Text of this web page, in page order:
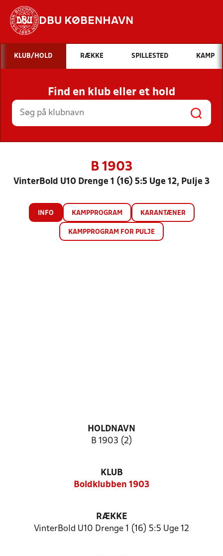
DBU KØBENHAVN
Hvad vil du søge efter?
INDHOLD OG NYHEDER
STILLINGER, RESULTATER, KLUBBER OG
HOLD
KLUB/HOLD RÆKKE SPILLESTED KAMP
Find en klub eller et hold
B 1903
VinterBold U10 Drenge 1 (16) 5:5 Uge 12, Pulje 3
INFO KAMPPROGRAM KARANTÆNER
KAMPPROGRAM FOR PULJE
HOLDNAVN
B 1903 (2)
KLUB
Boldklubben 1903
RÆKKE
VinterBold U10 Drenge 1 (16) 5:5 Uge 12